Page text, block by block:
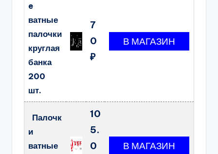
e
ватные
палочки
круглая
банка
200
шт.
7
0
₽
Палочк
и
ватные
10
5.
0